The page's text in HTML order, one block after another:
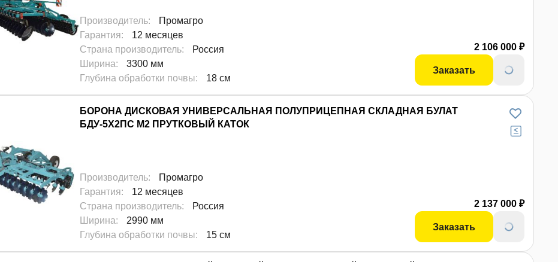
Производитель:
Промагро
Гарантия:
12 месяцев
Страна производитель:
Россия
Ширина:
3300 мм
Глубина обработки почвы: 18 см
2 106 000 ₽
Заказать
БОРОНА ДИСКОВАЯ УНИВЕРСАЛЬНАЯ ПОЛУПРИЦЕПНАЯ СКЛАДНАЯ БУЛАТ
БДУ-5Х2ПС М2 ПРУТКОВЫЙ КАТОК
Производитель:
Промагро
Гарантия:
12 месяцев
Страна производитель:
Россия
Ширина:
2990 мм
Глубина обработки почвы: 15 см
2 137 000 ₽
Заказать